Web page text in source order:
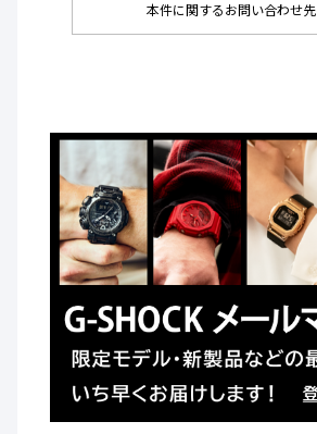
本件に関するお問い合わせ先